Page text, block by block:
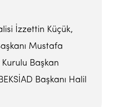
İzzettin Küçük,
Mustafa
Başkan
Başkanı Halil